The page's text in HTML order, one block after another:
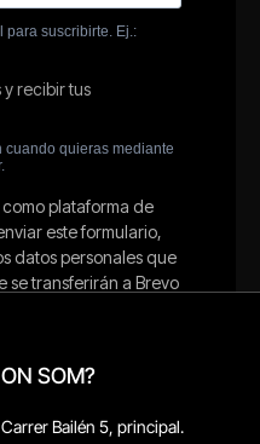
ON SOM?
Carrer Bailén 5, principal.